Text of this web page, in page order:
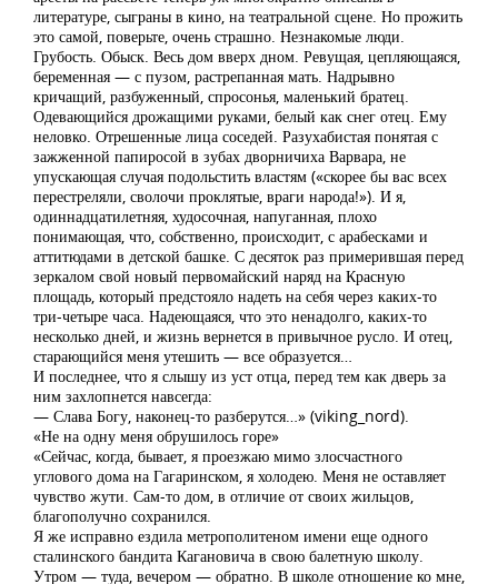
литературе, сыграны в кино, на театральной сцене. Но прожить
это самой, поверьте, очень страшно. Незнакомые люди.
Грубость. Обыск. Весь дом вверх дном. Ревущая, цепляющаяся,
беременная — с пузом, растрепанная мать. Надрывно
кричащий, разбуженный, спросонья, маленький братец.
Одевающийся дрожащими руками, белый как снег отец. Ему
неловко. Отрешенные лица соседей. Разухабистая понятая с
зажженной папиросой в зубах дворничиха Варвара, не
упускающая случая подольстить властям («скорее бы вас всех
перестреляли, сволочи проклятые, враги народа!»). И я,
одиннадцатилетняя, худосочная, напуганная, плохо
понимающая, что, собственно, происходит, с арабесками и
аттитюдами в детской башке. С десяток раз примерившая перед
зеркалом свой новый первомайский наряд на Красную
площадь, который предстояло надеть на себя через каких-то
три-четыре часа. Надеющаяся, что это ненадолго, каких-то
несколько дней, и жизнь вернется в привычное русло. И отец,
старающийся меня утешить — все образуется…
И последнее, что я слышу из уст отца, перед тем как дверь за
ним захлопнется навсегда:
— Слава Богу, наконец-то разберутся…» (viking_nord).
«Не на одну меня обрушилось горе»
«Сейчас, когда, бывает, я проезжаю мимо злосчастного
углового дома на Гагаринском, я холодею. Меня не оставляет
чувство жути. Сам-то дом, в отличие от своих жильцов,
благополучно сохранился.
Я же исправно ездила метрополитеном имени еще одного
сталинского бандита Кагановича в свою балетную школу.
Утром — туда, вечером — обратно. В школе отношение ко мне,